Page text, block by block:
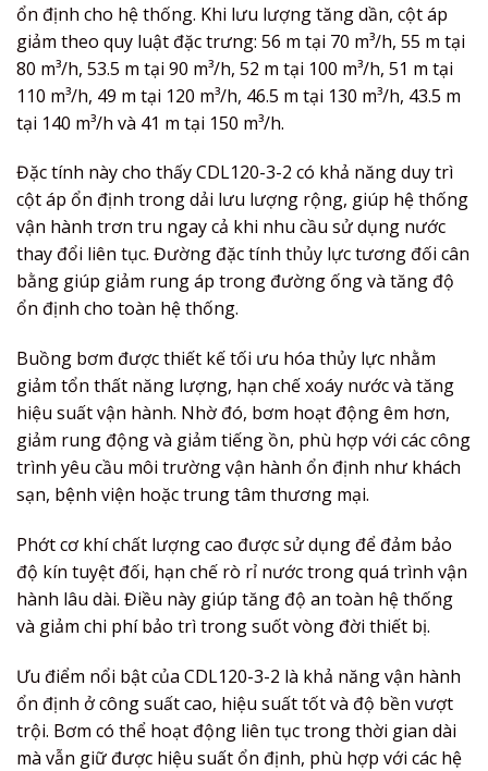
ổn định cho hệ thống. Khi lưu lượng tăng dần, cột áp
giảm theo quy luật đặc trưng: 56 m tại 70 m³/h, 55 m tại
80 m³/h, 53.5 m tại 90 m³/h, 52 m tại 100 m³/h, 51 m tại
110 m³/h, 49 m tại 120 m³/h, 46.5 m tại 130 m³/h, 43.5 m
tại 140 m³/h và 41 m tại 150 m³/h.
Đặc tính này cho thấy CDL120-3-2 có khả năng duy trì
cột áp ổn định trong dải lưu lượng rộng, giúp hệ thống
vận hành trơn tru ngay cả khi nhu cầu sử dụng nước
thay đổi liên tục. Đường đặc tính thủy lực tương đối cân
bằng giúp giảm rung áp trong đường ống và tăng độ
ổn định cho toàn hệ thống.
Buồng bơm được thiết kế tối ưu hóa thủy lực nhằm
giảm tổn thất năng lượng, hạn chế xoáy nước và tăng
hiệu suất vận hành. Nhờ đó, bơm hoạt động êm hơn,
giảm rung động và giảm tiếng ồn, phù hợp với các công
trình yêu cầu môi trường vận hành ổn định như khách
sạn, bệnh viện hoặc trung tâm thương mại.
Phớt cơ khí chất lượng cao được sử dụng để đảm bảo
độ kín tuyệt đối, hạn chế rò rỉ nước trong quá trình vận
hành lâu dài. Điều này giúp tăng độ an toàn hệ thống
và giảm chi phí bảo trì trong suốt vòng đời thiết bị.
Ưu điểm nổi bật của CDL120-3-2 là khả năng vận hành
ổn định ở công suất cao, hiệu suất tốt và độ bền vượt
trội. Bơm có thể hoạt động liên tục trong thời gian dài
mà vẫn giữ được hiệu suất ổn định, phù hợp với các hệ